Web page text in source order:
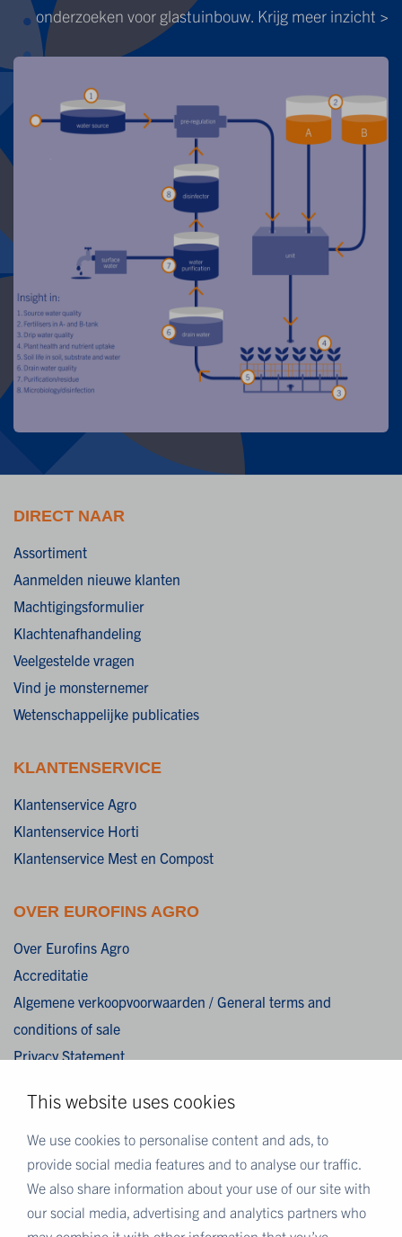
This website uses cookies
We use cookies to personalise content and ads, to
provide social media features and to analyse our traffic.
We also share information about your use of our site with
our social media, advertising and analytics partners who
onderzoeken voor glastuinbouw. Krijg meer inzicht >
DIRECT NAAR
Assortiment
Aanmelden nieuwe klanten
Machtigingsformulier
Klachtenafhandeling
Veelgestelde vragen
Vind je monsternemer
Wetenschappelijke publicaties
KLANTENSERVICE
Klantenservice Agro
Klantenservice Horti
Klantenservice Mest en Compost
OVER EUROFINS AGRO
Over Eurofins Agro
Accreditatie
Algemene verkoopvoorwaarden / General terms and
conditions of sale
Privacy Statement
Disclaimer
MEER EUROFINS
Eurofins Nederland